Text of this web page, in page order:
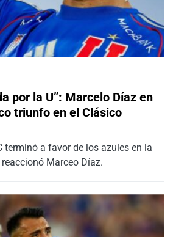
por la U”: Marcelo Díaz en
triunfo en el Clásico
terminó a favor de los azules en la
Marceo Díaz.